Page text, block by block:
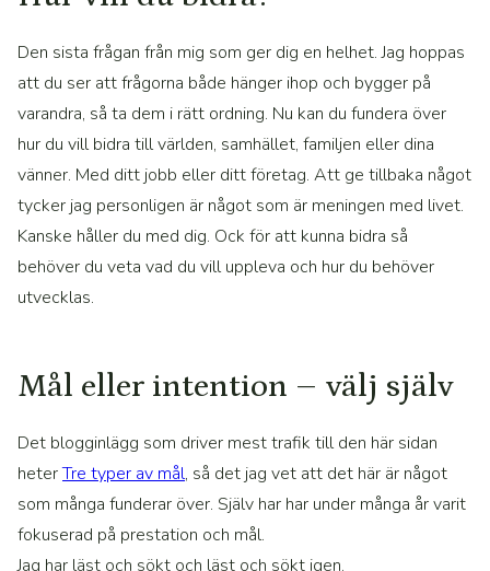
Den sista frågan från mig som ger dig en helhet. Jag hoppas
att du ser att frågorna både hänger ihop och bygger på
varandra, så ta dem i rätt ordning. Nu kan du fundera över
hur du vill bidra till världen, samhället, familjen eller dina
vänner. Med ditt jobb eller ditt företag. Att ge tillbaka något
tycker jag personligen är något som är meningen med livet.
Kanske håller du med dig. Ock för att kunna bidra så
behöver du veta vad du vill uppleva och hur du behöver
utvecklas.
Mål eller intention – välj själv
Det blogginlägg som driver mest trafik till den här sidan
heterTre typer av mål, så det jag vet att det här är något
som många funderar över. Själv har har under många år varit
fokuserad på prestation och mål.
Jag har läst och sökt och läst och sökt igen.